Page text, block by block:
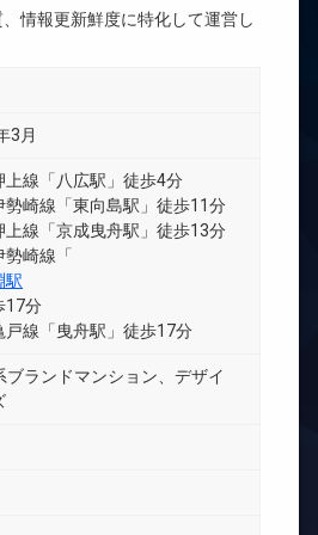
情報更新鮮度に特化して運営し
3月
上線「八広駅」徒歩4分
勢崎線「東向島駅」徒歩11分
上線「京成曳舟駅」徒歩13分
勢崎線「
駅
17分
戸線「曳舟駅」徒歩17分
ブランドマンション、デザイ